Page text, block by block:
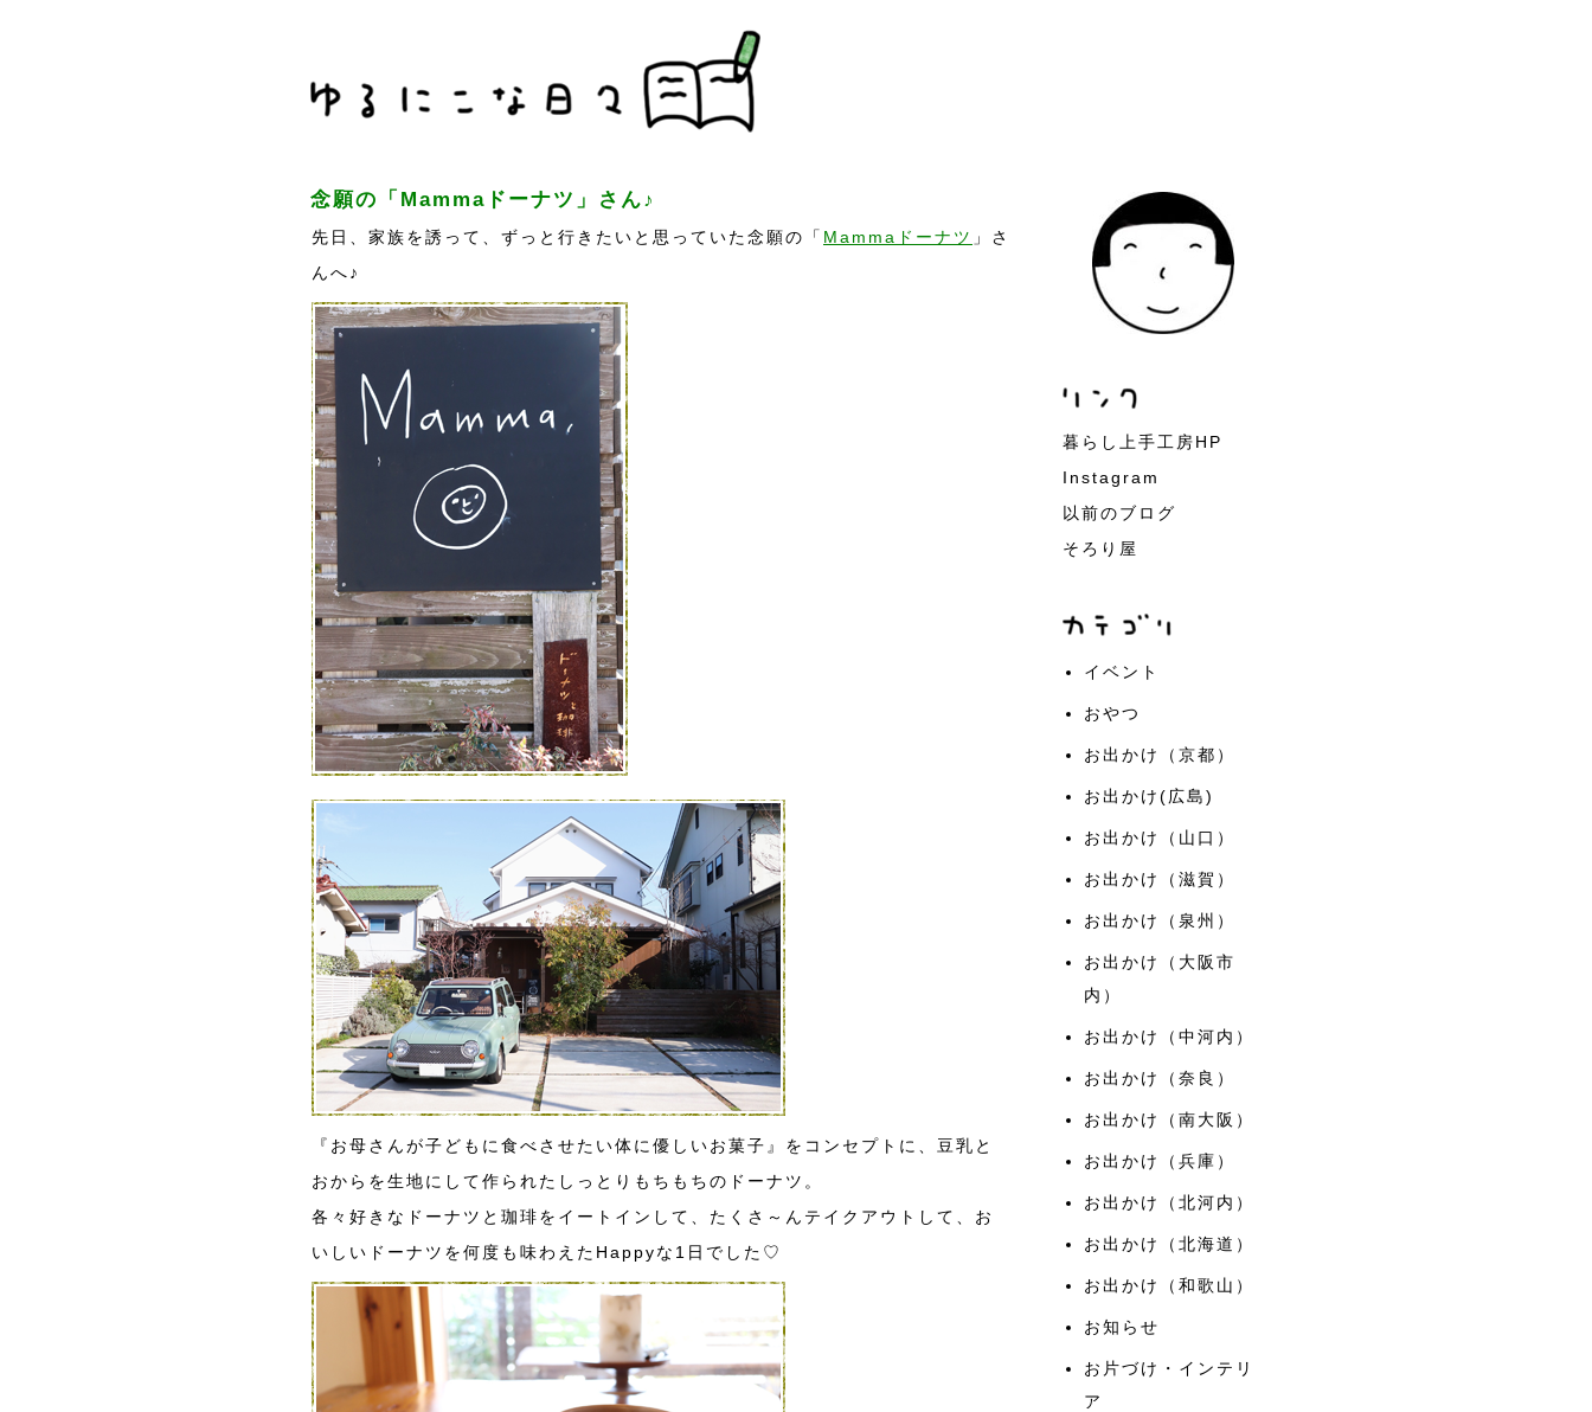
念願の「Mammaドーナツ」さん♪
先日、家族を誘って、ずっと行きたいと思っていた念願の「 Mammaドーナツ 」さ
んへ♪
『お母さんが子どもに食べさせたい体に優しいお菓子』をコンセプトに、豆乳と
おからを生地にして作られたしっとりもちもちのドーナツ。
各々好きなドーナツと珈琲をイートインして、たくさ～んテイクアウトして、お
いしいドーナツを何度も味わえたHappyな1日でした♡
暮らし上手工房HP
Instagram
以前のブログ
そろり屋
イベント
おやつ
お出かけ（京都）
お出かけ(広島)
お出かけ（山口）
お出かけ（滋賀）
お出かけ（泉州）
お出かけ（大阪市
内）
お出かけ（中河内）
お出かけ（奈良）
お出かけ（南大阪）
お出かけ（兵庫）
お出かけ（北河内）
お出かけ（北海道）
お出かけ（和歌山）
お知らせ
お片づけ・インテリ
ア